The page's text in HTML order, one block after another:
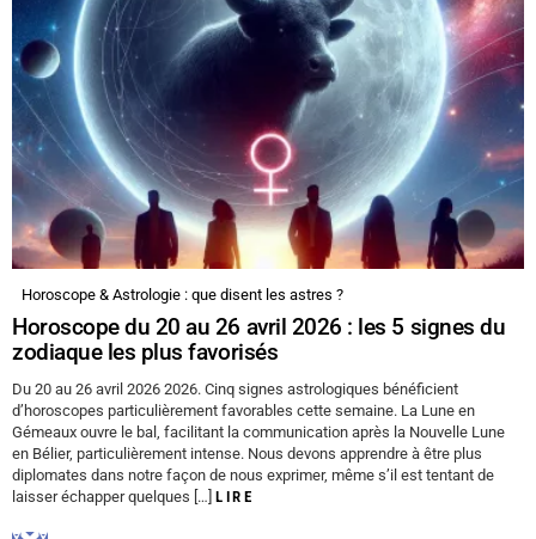
Horoscope & Astrologie : que disent les astres ?
Horoscope du 20 au 26 avril 2026 : les 5 signes du
zodiaque les plus favorisés
Du 20 au 26 avril 2026 2026. Cinq signes astrologiques bénéficient
d’horoscopes particulièrement favorables cette semaine. La Lune en
Gémeaux ouvre le bal, facilitant la communication après la Nouvelle Lune
en Bélier, particulièrement intense. Nous devons apprendre à être plus
diplomates dans notre façon de nous exprimer, même s’il est tentant de
laisser échapper quelques […] LIRE